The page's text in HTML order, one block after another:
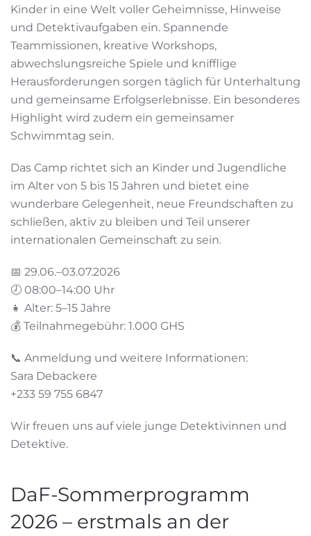
Kinder in eine Welt voller Geheimnisse, Hinweise
und Detektivaufgaben ein. Spannende
Teammissionen, kreative Workshops,
abwechslungsreiche Spiele und knifflige
Herausforderungen sorgen täglich für Unterhaltung
und gemeinsame Erfolgserlebnisse. Ein besonderes
Highlight wird zudem ein gemeinsamer
Schwimmtag sein.
Das Camp richtet sich an Kinder und Jugendliche
im Alter von 5 bis 15 Jahren und bietet eine
wunderbare Gelegenheit, neue Freundschaften zu
schließen, aktiv zu bleiben und Teil unserer
internationalen Gemeinschaft zu sein.
📅 29.06.–03.07.2026
🕗 08:00–14:00 Uhr
👧 Alter: 5–15 Jahre
💰 Teilnahmegebühr: 1.000 GHS
📞 Anmeldung und weitere Informationen:
Sara Debackere
+233 59 755 6847
Wir freuen uns auf viele junge Detektivinnen und
Detektive.
DaF-Sommerprogramm
2026 – erstmals an der